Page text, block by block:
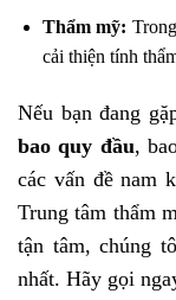
Thẩm mỹ:
cải thiện tính
Nếu bạn đang
bao quy đầu,
các vấn đề nam
Trung tâm thẩm
tận tâm, chúng
nhất. Hãy gọi